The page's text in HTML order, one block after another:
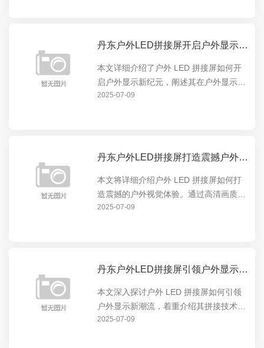
丹东户外LED拼接屏开启户外显示新纪元
本文详细介绍了户外 LED 拼接屏如何开
启户外显示新纪元，阐述其在户外显示领
域的独特优势和创新应用，包括高清画
2025-07-09
丹东户外LED拼接屏打造震撼户外视觉体验
本文将详细介绍户外 LED 拼接屏如何打
造震撼的户外视觉体验。通过高清画质、
超大尺寸和灵活拼接等特点，为户外场景
2025-07-09
丹东户外LED拼接屏引领户外显示新潮流
本文深入探讨户外 LED 拼接屏如何引领
户外显示新潮流，着重介绍其拼接技术的
优势与创新，展现其在户外显示领域的卓
2025-07-09